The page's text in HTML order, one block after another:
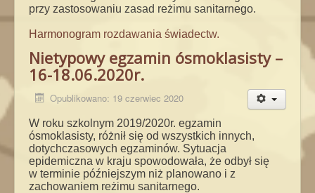
przy zastosowaniu zasad reżimu sanitarnego.
Harmonogram rozdawania świadectw.
Nietypowy egzamin ósmoklasisty –
16-18.06.2020r.
Opublikowano: 19 czerwiec 2020
W roku szkolnym 2019/2020r. egzamin
ósmoklasisty, różnił się od wszystkich innych,
dotychczasowych egzaminów. Sytuacja
epidemiczna w kraju spowodowała, że odbył się
w terminie późniejszym niż planowano i z
zachowaniem reżimu sanitarnego.